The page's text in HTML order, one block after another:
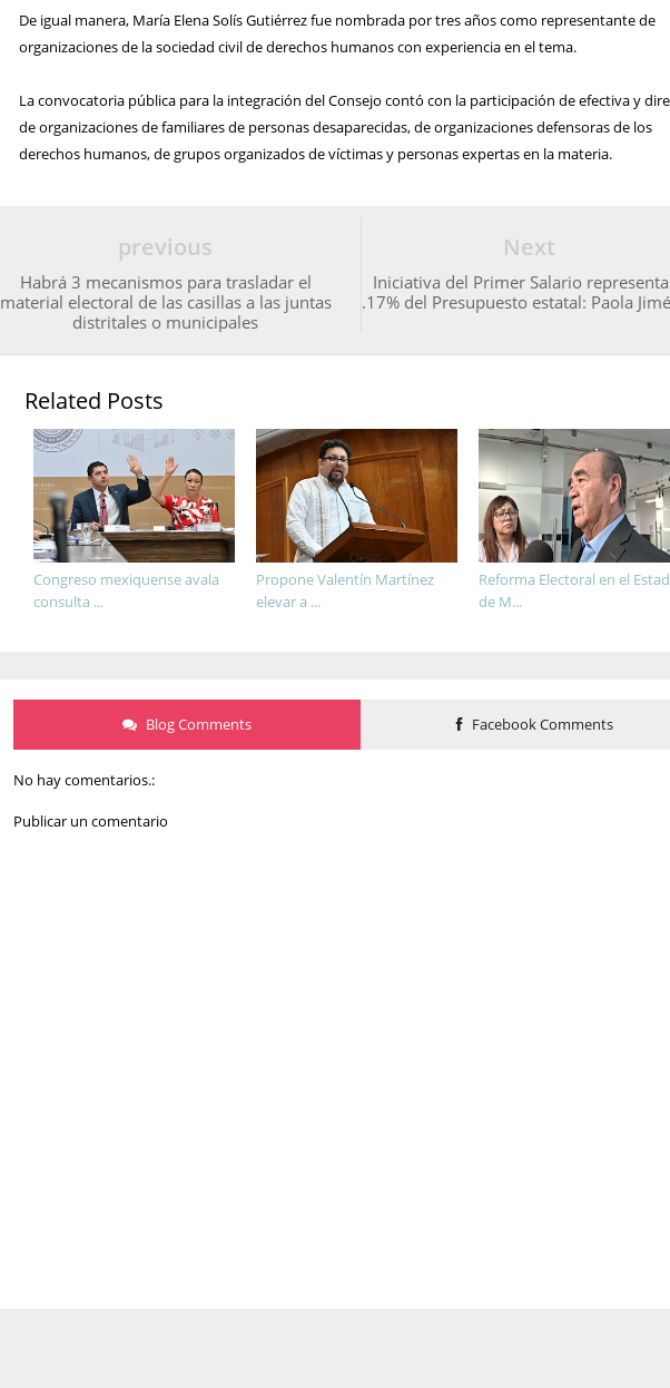
De igual manera, María Elena Solís Gutiérrez fue nombrada por tres años como representante de
organizaciones de la sociedad civil de derechos humanos con experiencia en el tema.
La convocatoria pública para la integración del Consejo contó con la participación de efectiva y
de organizaciones de familiares de personas desaparecidas, de organizaciones defensoras de los
derechos humanos, de grupos organizados de víctimas y personas expertas en la materia.
Next
Iniciativa del Primer Salario
.17% del Presupuesto estatal: Paola
previous
Habrá 3 mecanismos para trasladar el
material electoral de las casillas a las juntas
distritales o municipales
Related Posts
Reforma Electoral en el
de M...
Propone Valentín Martínez
elevar a ...
Congreso mexiquense avala
consulta ...
Blog Comments Facebook Comments
No hay comentarios.:
Publicar un comentario